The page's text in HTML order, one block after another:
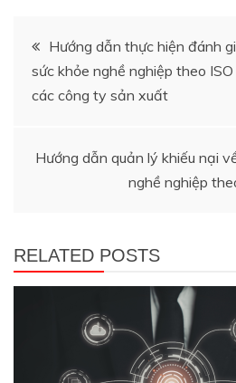
Điều
hướng
Hướng dẫn thực hiện đánh
sức khỏe nghề nghiệp theo
các công ty sản xuất
Hướng dẫn quản lý khiếu nại
nghề nghiệp
RELATED POSTS